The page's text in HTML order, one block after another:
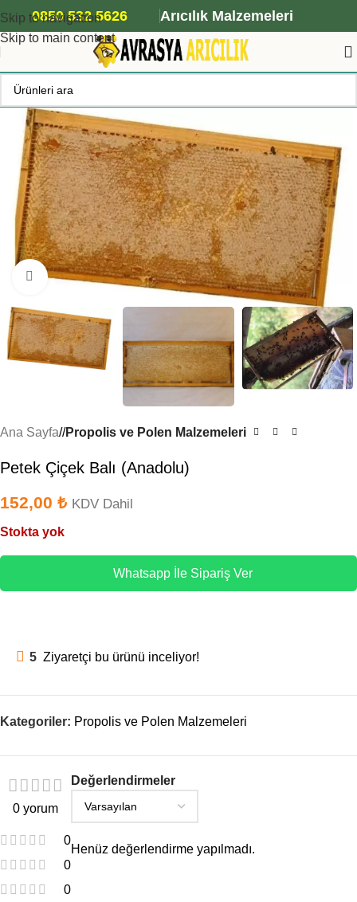
Skip to navigation
Skip to main content
ANA ARI SİPARİŞİ İÇİN TIKLAYIN
0850 532 5626 Arıcılık Malzemeleri
Büyütmek için tıklayın
Ana Sayfa/ Propolis ve Polen Malzemeleri
Petek Çiçek Balı (Anadolu)
152,00 ₺ KDV Dahil
Stokta yok
Whatsapp İle Sipariş Ver
5 Ziyaretçi bu ürünü inceliyor!
Kategoriler: Propolis ve Polen Malzemeleri
0 yorum
0
0
0
Değerlendirmeler
Henüz değerlendirme yapılmadı.